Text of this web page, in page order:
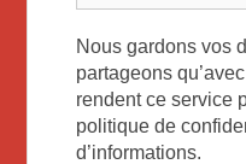
Nous gardons vos
partageons
rendent ce service
politique de
d’informations.